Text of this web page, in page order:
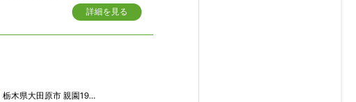
詳細を見る
栃木県大田原市 親園1985-16外3筆